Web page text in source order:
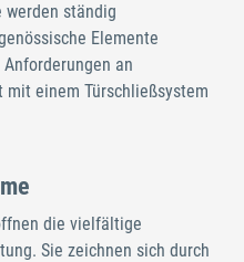
ständig
Elemente
an
mit einem Türschließsystem
die vielfältige
Sie zeichnen sich durch